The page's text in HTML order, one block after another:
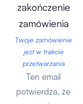
zakończenie
zamówienia
Twoje zamówienie
jest w trakcie
przetwarzania
Ten email
potwierdza, że